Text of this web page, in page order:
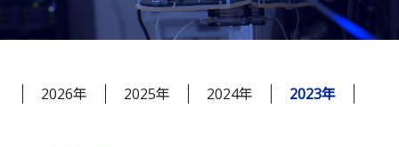
2026年 2025年 2024年 2023年